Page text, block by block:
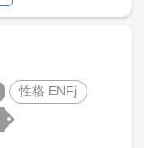
性格 ENFj